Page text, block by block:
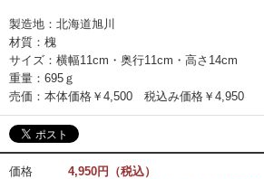
製造地：北海道旭川
材質：槐
サイズ：横幅11cm・奥行11cm・高さ14cm
重量：695ｇ
売価：本体価格￥4,500 税込み価格￥4,950
価格
4,950円（税込）